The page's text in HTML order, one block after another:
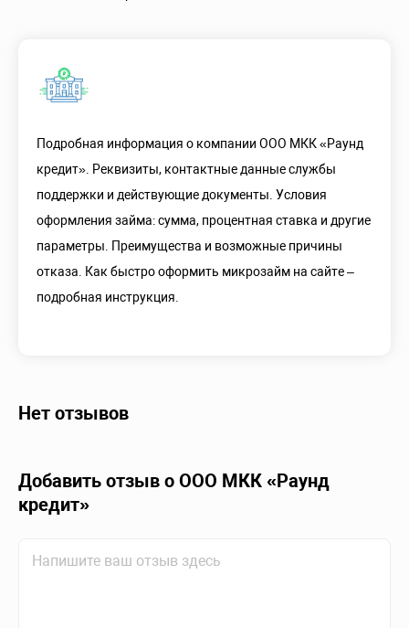
Подробная информация о компании ООО МКК «Раунд
кредит». Реквизиты, контактные данные службы
поддержки и действующие документы. Условия
оформления займа: сумма, процентная ставка и другие
параметры. Преимущества и возможные причины
отказа. Как быстро оформить микрозайм на сайте –
подробная инструкция.
Нет отзывов
Добавить отзыв о ООО МКК «Раунд
кредит»